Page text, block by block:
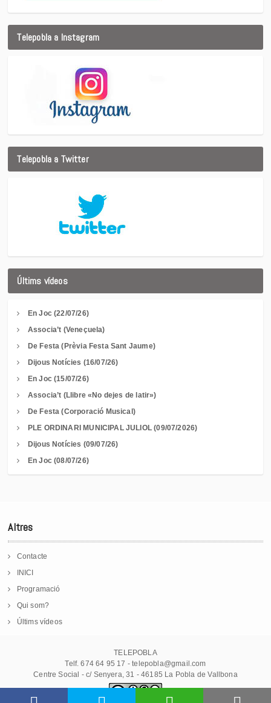
Telepobla a Instagram
Telepobla a Twitter
Últims vídeos
En Joc (22/07/26)
Associa’t (Veneçuela)
De Festa (Prèvia Festa Sant Jaume)
Dijous Notícies (16/07/26)
En Joc (15/07/26)
Associa’t (Llibre «No dejes de latir»)
De Festa (Corporació Musical)
PLE ORDINARI MUNICIPAL JULIOL (09/07/2026)
Dijous Notícies (09/07/26)
En Joc (08/07/26)
Altres
Contacte
INICI
Programació
Qui som?
Últims vídeos
TELEPOBLA
Telf. 674 64 95 17 - telepobla@gmail.com
Centre Social - c/ Senyera, 31 - 46185 La Pobla de Vallbona